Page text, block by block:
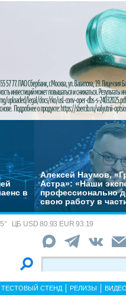
в
Алексей Наумов,
Астра»: «Наши
профессионально
свою работу в
° ЦБ USD 80.93 EUR 93.19
ТЕСТОВЫЙ СТЕНД РЕЛИЗЫ ВИДЕО